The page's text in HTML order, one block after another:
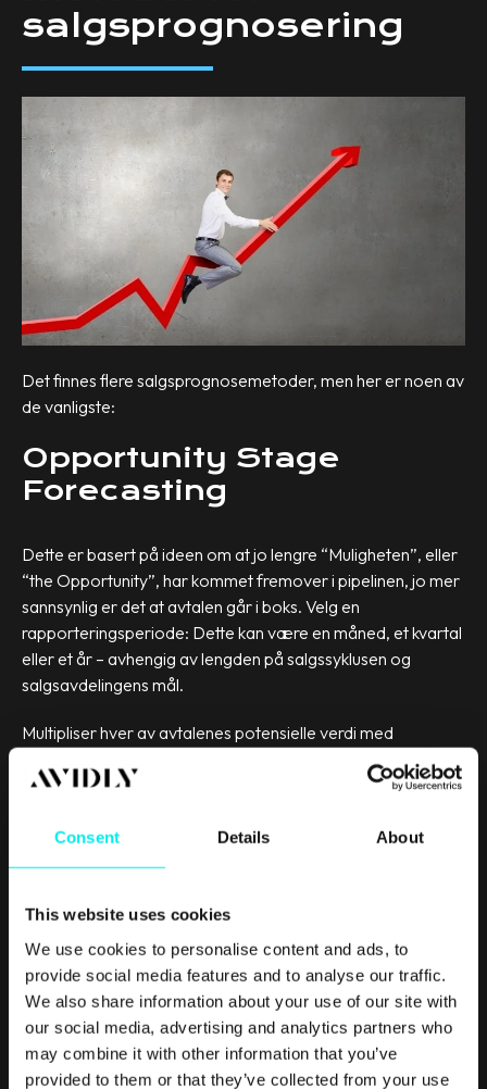
Consent Details About
This website uses cookies
We use cookies to personalise content and ads, to
provide social media features and to analyse our traffic.
We also share information about your use of our site with
our social media, advertising and analytics partners who
may combine it with other information that you’ve
provided to them or that they’ve collected from your use
salgsprognosering
Det finnes flere salgsprognosemetoder, men her er noen av
de vanligste:
Opportunity Stage
Forecasting
Dette er basert på ideen om at jo lengre “Muligheten”, eller
“the Opportunity”, har kommet fremover i pipelinen, jo mer
sannsynlig er det at avtalen går i boks. Velg en
rapporteringsperiode: Dette kan være en måned, et kvartal
eller et år – avhengig av lengden på salgssyklusen og
salgsavdelingens mål.
Multipliser hver av avtalenes potensielle verdi med
sannsynligheten for at den vil closes. Dersom et $1,000
salg (omtrent 8,100 NOK) har 40% sannsynlighet for å
4,900 NOK).
sammen totalen og få den samlede prognosen.
Dette er en relativt enkel måte å skape en salgsprognose
på; Resultatene er imidlertid ofte unøyaktige, og du må
stole på at selgerne kontinuerlig rydder opp pipelinen for at
prognosen skal bli riktig.